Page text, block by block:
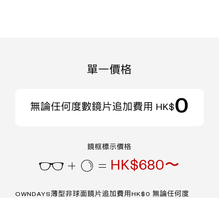
單一價格
無論任何度數鏡片追加費用 HK$0
鏡框標示價格
HK$680〜
OWNDAYS薄型非球面鏡片追加費用HK$0 無論任何度